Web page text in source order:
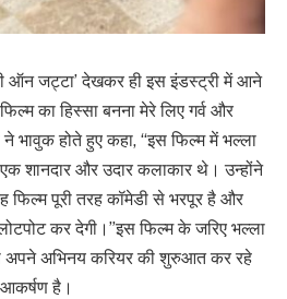
ऑन जट्टा’ देखकर ही इस इंडस्ट्री में आने
का हिस्सा बनना मेरे लिए गर्व और
ने भावुक होते हुए कहा, “इस फिल्म में भल्ला
शानदार और उदार कलाकार थे। उन्होंने
फिल्म पूरी तरह कॉमेडी से भरपूर है और
कर देगी।”इस फिल्म के जरिए भल्ला
अपने अभिनय करियर की शुरुआत कर रहे
है।